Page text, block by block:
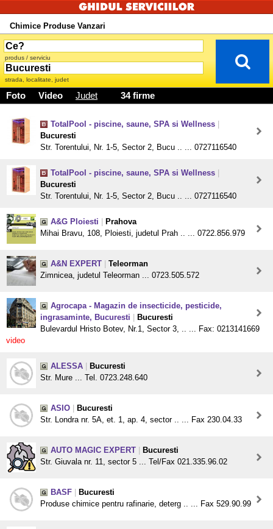
Chimice Produse Vanzari
produs / serviciu
strada, localitate, judet
Foto Video Judet 34 firme
TotalPool - piscine, saune, SPA si Wellness
Bucuresti
Str. Torentului, Nr. 1-5, Sector 2, Bucu .. ... 0727116540
TotalPool - piscine, saune, SPA si Wellness
Bucuresti
Str. Torentului, Nr. 1-5, Sector 2, Bucu .. ... 0727116540
A&G Ploiesti
Prahova
Mihai Bravu, 108, Ploiesti, judetul Prah .. ... 0722.856.979
A&N EXPERT
Teleorman
Zimnicea, judetul Teleorman ... 0723.505.572
Agrocapa - Magazin de insecticide, pesticide,
ingrasaminte, Bucuresti
Bucuresti
Bulevardul Hristo Botev, Nr.1, Sector 3, .. ... Fax: 0213141669
video
ALESSA
Bucuresti
Str. Mure ... Tel. 0723.248.640
ASIO
Bucuresti
Str. Londra nr. 5A, et. 1, ap. 4, sector .. ... Fax 230.04.33
AUTO MAGIC EXPERT
Bucuresti
Str. Giuvala nr. 11, sector 5 ... Tel/Fax 021.335.96.02
BASF
Bucuresti
Produse chimice pentru rafinarie, deterg .. ... Fax 529.90.99